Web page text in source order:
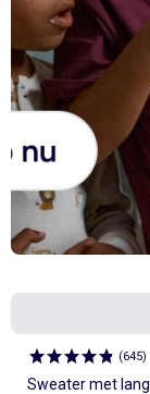
(645)
Sweater met